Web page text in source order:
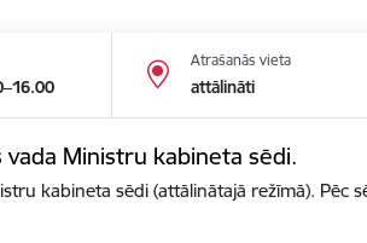
Atrašanās vieta
attālināti
Ministru kabineta sēdi.
kabineta sēdi (attālinātajā režīmā). Pēc